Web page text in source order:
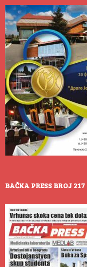
BAČKA PRESS BROJ 217